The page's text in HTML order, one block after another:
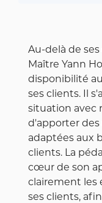
Au-delà de
Maître Yann
disponibilité
ses clients. Il
situation avec
d'apporter des
adaptées aux
clients. La
cœur de son
clairement les
ses clients,